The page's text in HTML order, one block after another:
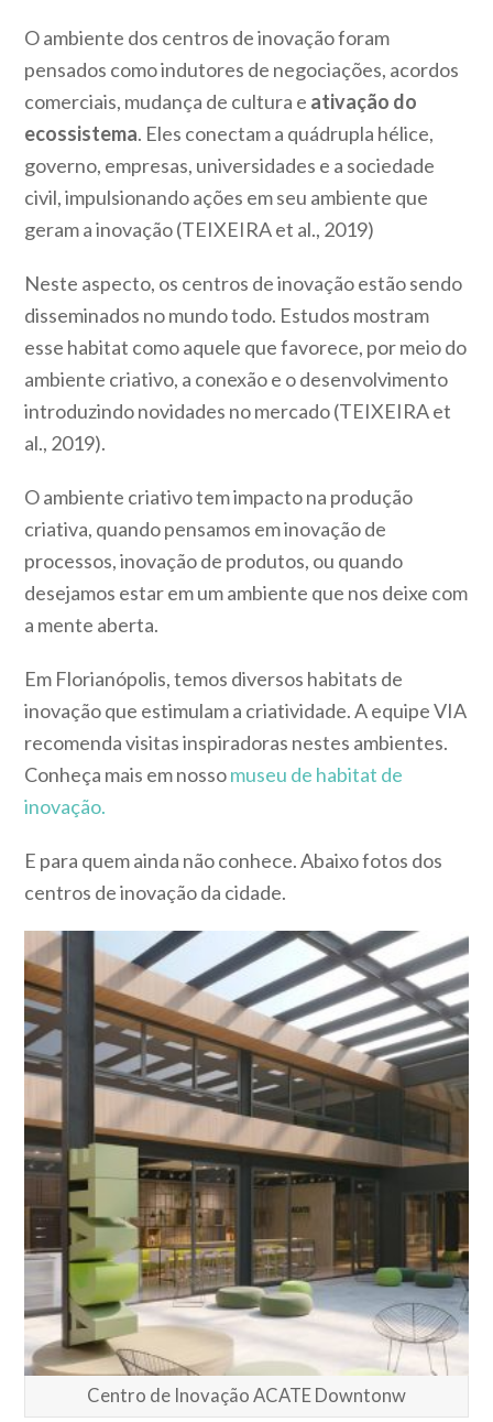
O ambiente dos centros de inovação foram
pensados como indutores de negociações, acordos
comerciais, mudança de cultura e ativação do
ecossistema. Eles conectam a quádrupla hélice,
governo, empresas, universidades e a sociedade
civil, impulsionando ações em seu ambiente que
geram a inovação (TEIXEIRA et al., 2019)
Neste aspecto, os centros de inovação estão sendo
disseminados no mundo todo. Estudos mostram
esse habitat como aquele que favorece, por meio do
ambiente criativo, a conexão e o desenvolvimento
introduzindo novidades no mercado (TEIXEIRA et
al., 2019).
O ambiente criativo tem impacto na produção
criativa, quando pensamos em inovação de
processos, inovação de produtos, ou quando
desejamos estar em um ambiente que nos deixe com
a mente aberta.
Em Florianópolis, temos diversos habitats de
inovação que estimulam a criatividade. A equipe VIA
recomenda visitas inspiradoras nestes ambientes.
Conheça mais em nossomuseu de habitat de
inovação.
E para quem ainda não conhece. Abaixo fotos dos
centros de inovação da cidade.
Centro de Inovação ACATE Downtonw